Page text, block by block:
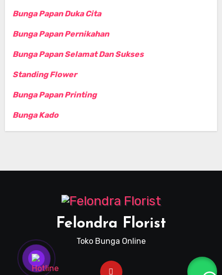
Bunga Papan Duka Cita
Bunga Papan Pernikahan
Bunga Papan Selamat Dan Sukses
Standing Flower
Bunga Papan Printing
Bunga Kado
Felondra Florist
Toko Bunga Online